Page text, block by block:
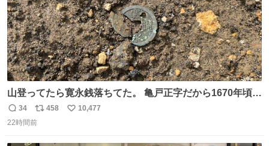
山登ってたら寛永銭落ちてた。 亀戸正字だから1670年頃に
鋳造されたもの。
返
信
34
リ
ポ
458
い
10,477
22時間前